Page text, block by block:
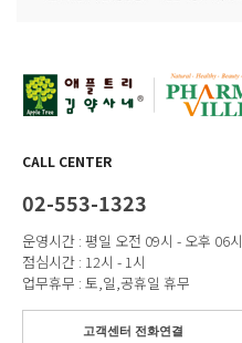
CALL CENTER
02-553-1323
운영시간 : 평일 오전 09시 - 오후 06시
점심시간 : 12시 - 1시
업무휴무 : 토,일,공휴일 휴무
고객센터 전화연결